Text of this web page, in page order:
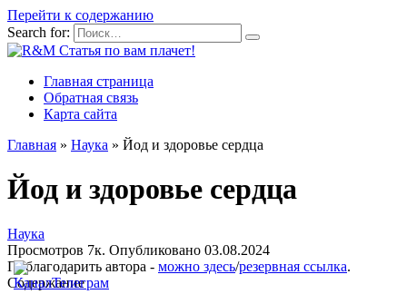
Перейти к содержанию
Search for:
Главная страница
Обратная связь
Карта сайта
Главная » Наука » Йод и здоровье сердца
Йод и здоровье сердца
Наука
Просмотров 7к. Опубликовано 03.08.2024
Поблагодарить автора - можно здесь/резервная ссылка.
Содержание